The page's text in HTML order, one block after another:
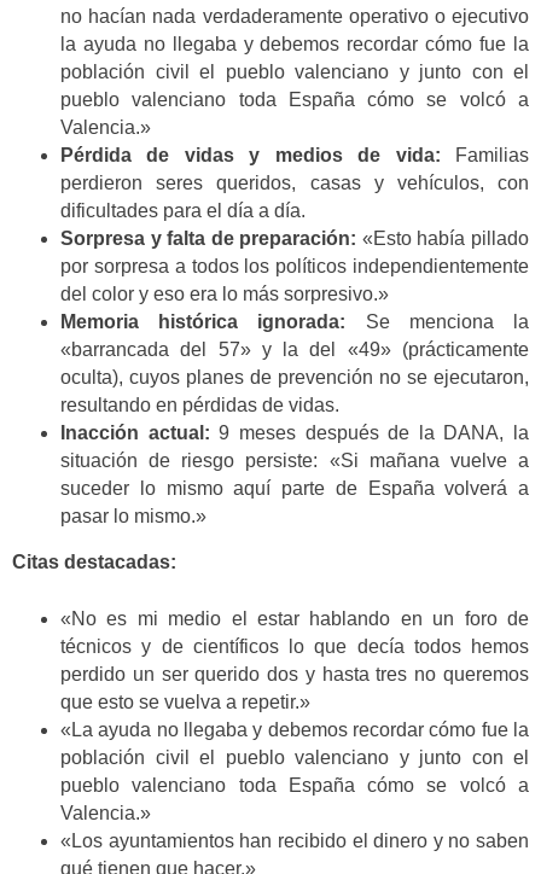
no hacían nada verdaderamente operativo o ejecutivo
la ayuda no llegaba y debemos recordar cómo fue la
población civil el pueblo valenciano y junto con el
pueblo valenciano toda España cómo se volcó a
Valencia.»
Pérdida de vidas y medios de vida: Familias
perdieron seres queridos, casas y vehículos, con
dificultades para el día a día.
Sorpresa y falta de preparación: «Esto había pillado
por sorpresa a todos los políticos independientemente
del color y eso era lo más sorpresivo.»
Memoria histórica ignorada: Se menciona la
«barrancada del 57» y la del «49» (prácticamente
oculta), cuyos planes de prevención no se ejecutaron,
resultando en pérdidas de vidas.
Inacción actual: 9 meses después de la DANA, la
situación de riesgo persiste: «Si mañana vuelve a
suceder lo mismo aquí parte de España volverá a
pasar lo mismo.»
Citas destacadas:
«No es mi medio el estar hablando en un foro de
técnicos y de científicos lo que decía todos hemos
perdido un ser querido dos y hasta tres no queremos
que esto se vuelva a repetir.»
«La ayuda no llegaba y debemos recordar cómo fue la
población civil el pueblo valenciano y junto con el
pueblo valenciano toda España cómo se volcó a
Valencia.»
«Los ayuntamientos han recibido el dinero y no saben
qué tienen que hacer.»